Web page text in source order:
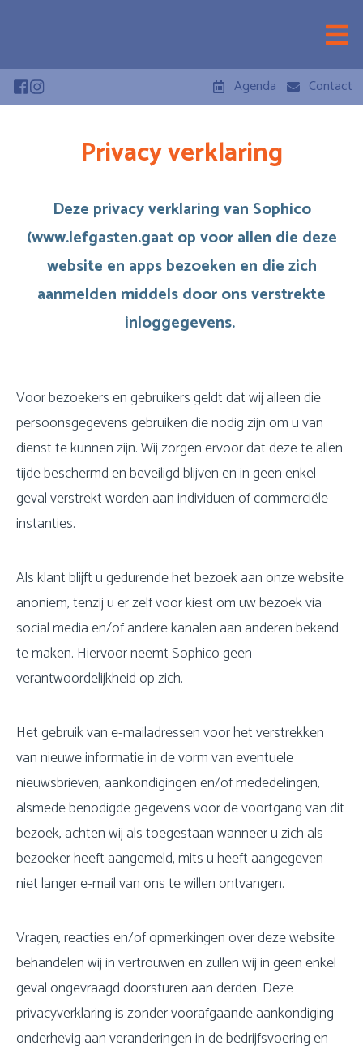
Agenda Contact
Privacy verklaring
Deze privacy verklaring van Sophico
(www.lefgasten.gaat op voor allen die deze
website en apps bezoeken en die zich
aanmelden middels door ons verstrekte
inloggegevens.
Voor bezoekers en gebruikers geldt dat wij alleen die
persoonsgegevens gebruiken die nodig zijn om u van
dienst te kunnen zijn. Wij zorgen ervoor dat deze te allen
tijde beschermd en beveiligd blijven en in geen enkel
geval verstrekt worden aan individuen of commerciële
instanties.
Als klant blijft u gedurende het bezoek aan onze website
anoniem, tenzij u er zelf voor kiest om uw bezoek via
social media en/of andere kanalen aan anderen bekend
te maken. Hiervoor neemt Sophico geen
verantwoordelijkheid op zich.
Het gebruik van e-mailadressen voor het verstrekken
van nieuwe informatie in de vorm van eventuele
nieuwsbrieven, aankondigingen en/of mededelingen,
alsmede benodigde gegevens voor de voortgang van dit
bezoek, achten wij als toegestaan wanneer u zich als
bezoeker heeft aangemeld, mits u heeft aangegeven
niet langer e-mail van ons te willen ontvangen.
Vragen, reacties en/of opmerkingen over deze website
behandelen wij in vertrouwen en zullen wij in geen enkel
geval ongevraagd doorsturen aan derden. Deze
privacyverklaring is zonder voorafgaande aankondiging
onderhevig aan veranderingen in de bedrijfsvoering en